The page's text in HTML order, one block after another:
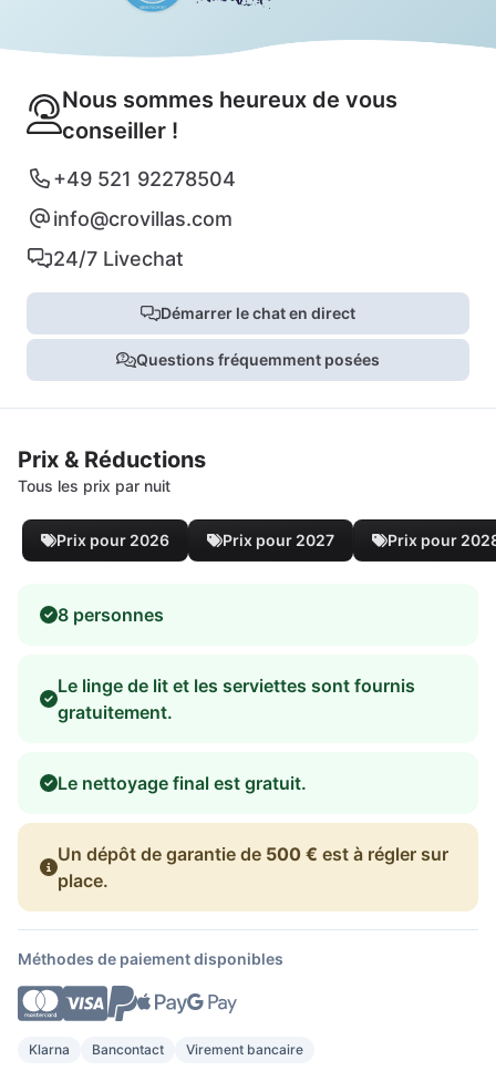
Nous sommes heureux de vous
conseiller !
+49 521 92278504
info@crovillas.com
24/7 Livechat
Démarrer le chat en direct
Questions fréquemment posées
Prix & Réductions
Tous les prix par nuit
Prix pour 2026 Prix pour 2027 Prix pour
8 personnes
Le linge de lit et les serviettes sont fournis
gratuitement.
Le nettoyage final est gratuit.
Un dépôt de garantie de 500 € est à régler sur
place.
Méthodes de paiement disponibles
Klarna Bancontact Virement bancaire